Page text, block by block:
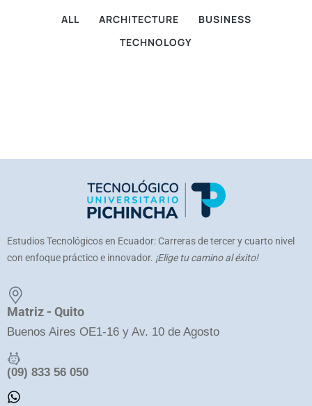
ALL ARCHITECTURE
BUSINESS
TECHNOLOGY
Estudios Tecnológicos en Ecuador: Carreras de tercer y cuarto nivel
con enfoque práctico e innovador. ¡Elige tu camino al éxito!
Matriz - Quito
Buenos Aires OE1-16 y Av. 10 de Agosto
(09) 833 56 050